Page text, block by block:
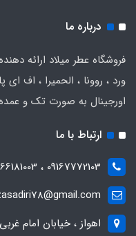
درباره ما
فروشگاه عطر میلاد ارائه
ورد ، روونا ، الحمیرا ، اف
اورجینال به صورت تک و
ارتباط با ما
09167772103 ، 09166181003
اهواز ، خیابان امام